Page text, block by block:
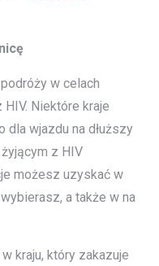
w celach
Niektóre kraje
dla wjazdu na dłuższy
z HIV
możesz uzyskać w
a także w na
kraju, który zakazuje